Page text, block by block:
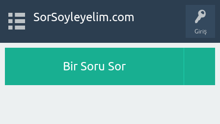
Giriş
SorSoyleyelim.com
Bir Soru Sor